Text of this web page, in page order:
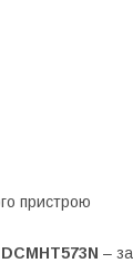
пристрою
–